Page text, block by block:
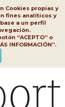
Cookies propias y
fines analíticos y
a un perfil
“ACEPTO” o
INFORMACIÓN”.